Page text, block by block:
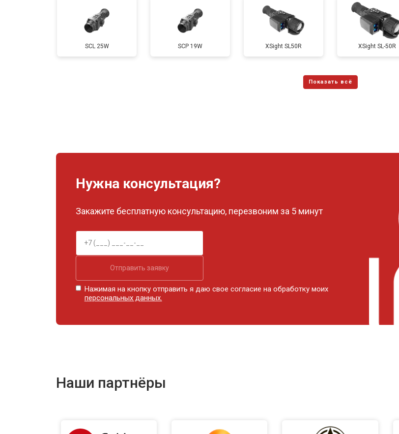
SCL 25W SCP 19W ХSight SL50R XSight SL-50R
Нужна консультация?
Закажите бесплатную консультацию, перезвоним за 5 минут
Отправить заявку
Нажимая на кнопку отправить я даю свое согласие на обработку моих
персональных данных.
Наши партнёры